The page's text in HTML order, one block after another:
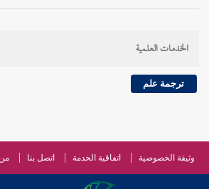
الخدمات العلمية
ترجمة علم
وثيقة الخصوصية اتفاقية الخدمة اتصل بنا